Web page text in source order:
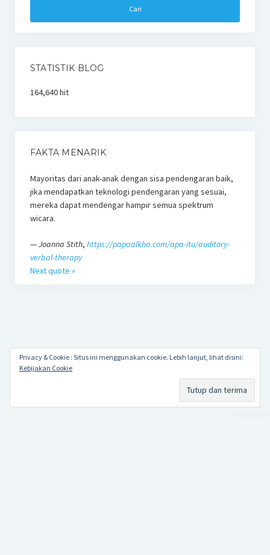
STATISTIK BLOG
164,640 hit
FAKTA MENARIK
Mayoritas dari anak-anak dengan sisa pendengaran baik,
jika mendapatkan teknologi pendengaran yang sesuai,
mereka dapat mendengar hampir semua spektrum
wicara.
—Joanna Stith, https://papaalkha.com/apa-itu/auditory-
verbal-therapy
Next quote »
Privacy & Cookie : Situs ini menggunakan cookie. Lebih lanjut, lihat disini:
Kebijakan Cookie